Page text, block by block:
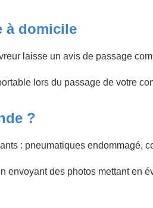
à domicile
laisse un avis de passage
lors du passage de votre
?
: pneumatiques endommagé,
des photos mettant en